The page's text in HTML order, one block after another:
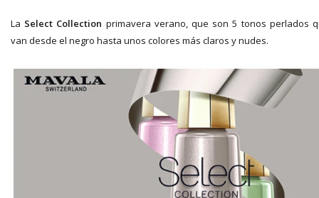
La Select Collection primavera verano, que son 5 tonos perlados
van desde el negro hasta unos colores más claros y nudes.